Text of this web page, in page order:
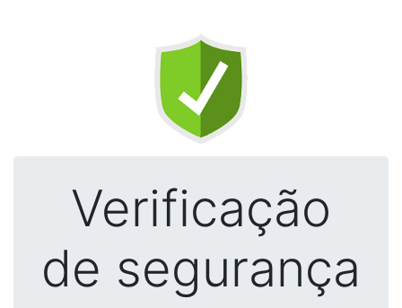
Verificação
de segurança